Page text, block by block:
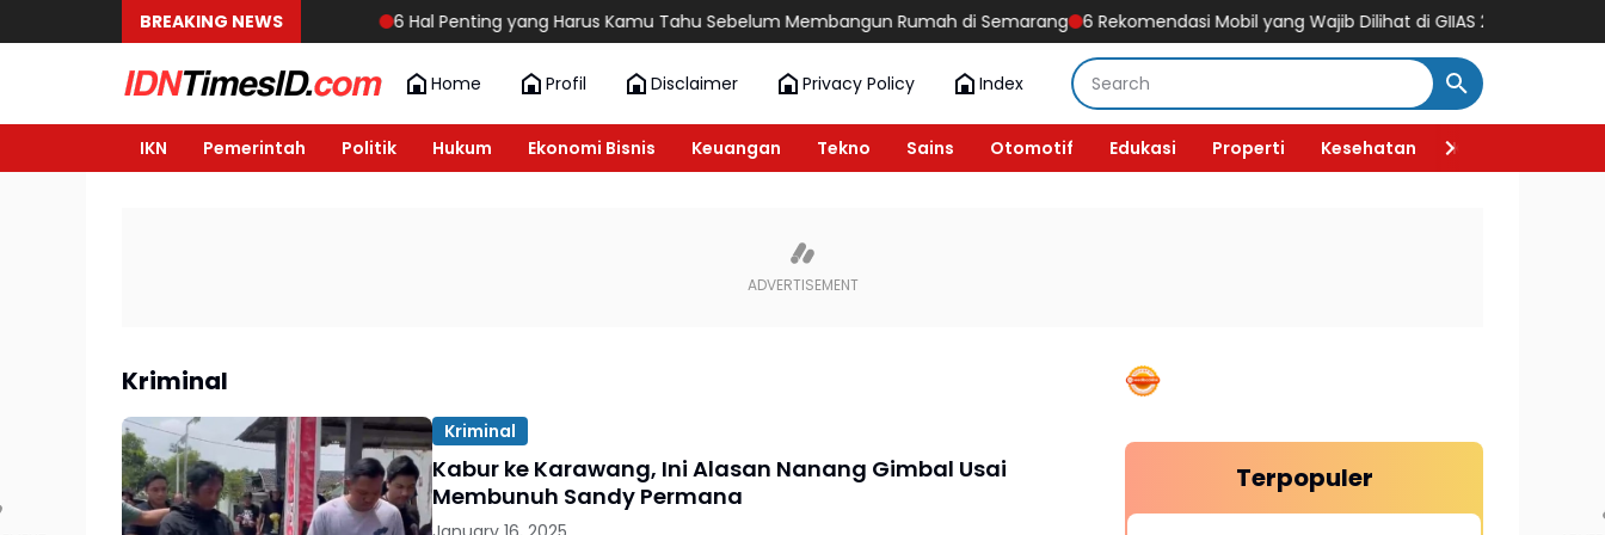
BREAKING NEWS 6 Hal Penting yang Harus Kamu Tahu Sebelum Membangun Rumah di Semarang 6 Rekomendasi Mobil yang Wajib Dilihat di GIIAS 2026, Ada Mobil
Home Profil Disclaimer Privacy Policy Index
IKN Pemerintah Politik Hukum Ekonomi Bisnis Keuangan Tekno Sains Otomotif Edukasi Properti Kesehatan Kecantikan
Kriminal
Kriminal
Kabur ke Karawang, Ini Alasan Nanang Gimbal Usai
Membunuh Sandy Permana
Terpopuler